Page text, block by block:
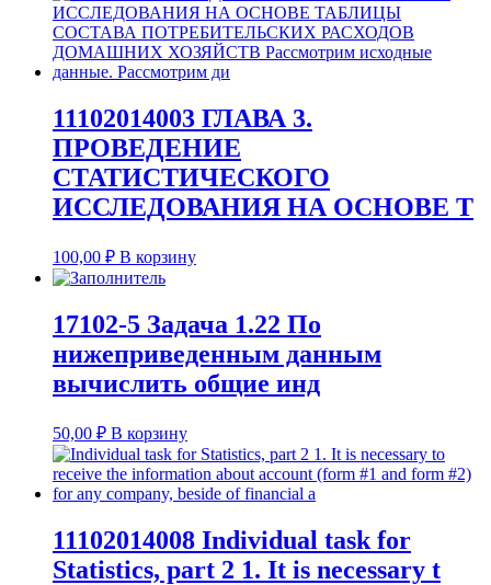
11102014003 ГЛАВА 3.
ПРОВЕДЕНИЕ
СТАТИСТИЧЕСКОГО
ИССЛЕДОВАНИЯ НА ОСНОВЕ Т
100,00 ₽ В корзину
17102-5 Задача 1.22 По
нижеприведенным данным
вычислить общие инд
50,00 ₽ В корзину
11102014008 Individual task for
Statistics, part 2 1. It is necessary t